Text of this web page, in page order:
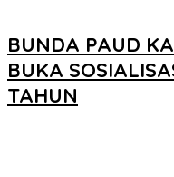
BUNDA PAUD
BUKA
TAHUN